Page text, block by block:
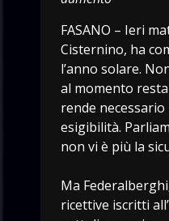
FASANO – Ieri
Cisternino, ha
l’anno solare.
al momento
rende
esigibilità.
non vi è più la
Ma
ricettive iscritti